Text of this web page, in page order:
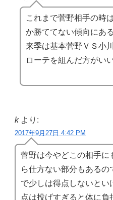
これまで菅野相手の時
か勝ててない傾向にある
来季は基本菅野ＶＳ小
ローテを組んだ方がい
k より:
2017年9月27日 4:42 PM
菅野は今やどこの相手に
ら仕方ない部分もある
で少しは得点しないとい
点は投げすぎると体に負